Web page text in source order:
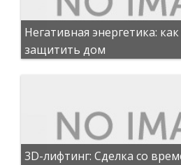
Негативная энергетика:
защитить дом
3D-лифтинг: Сделка со